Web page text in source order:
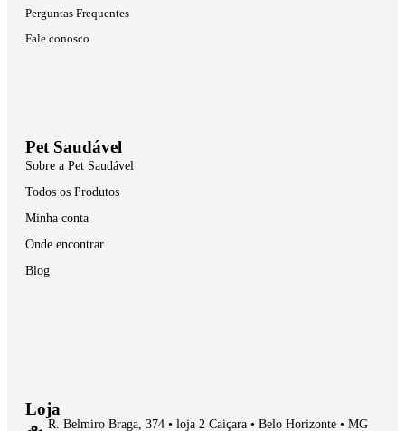
Perguntas Frequentes
Fale conosco
Pet Saudável
Sobre a Pet Saudável
Todos os Produtos
Minha conta
Onde encontrar
Blog
Loja
R. Belmiro Braga, 374 • loja 2 Caiçara • Belo Horizonte • MG